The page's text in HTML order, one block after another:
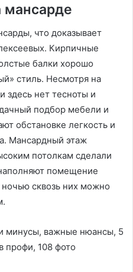
мансарде
что доказывает
Кирпичные
балки хорошо
стиль. Несмотря на
нет тесноты и
подбор мебели и
обстановке легкость и
Мансардный этаж
потолкам сделали
помещение
сквозь них можно